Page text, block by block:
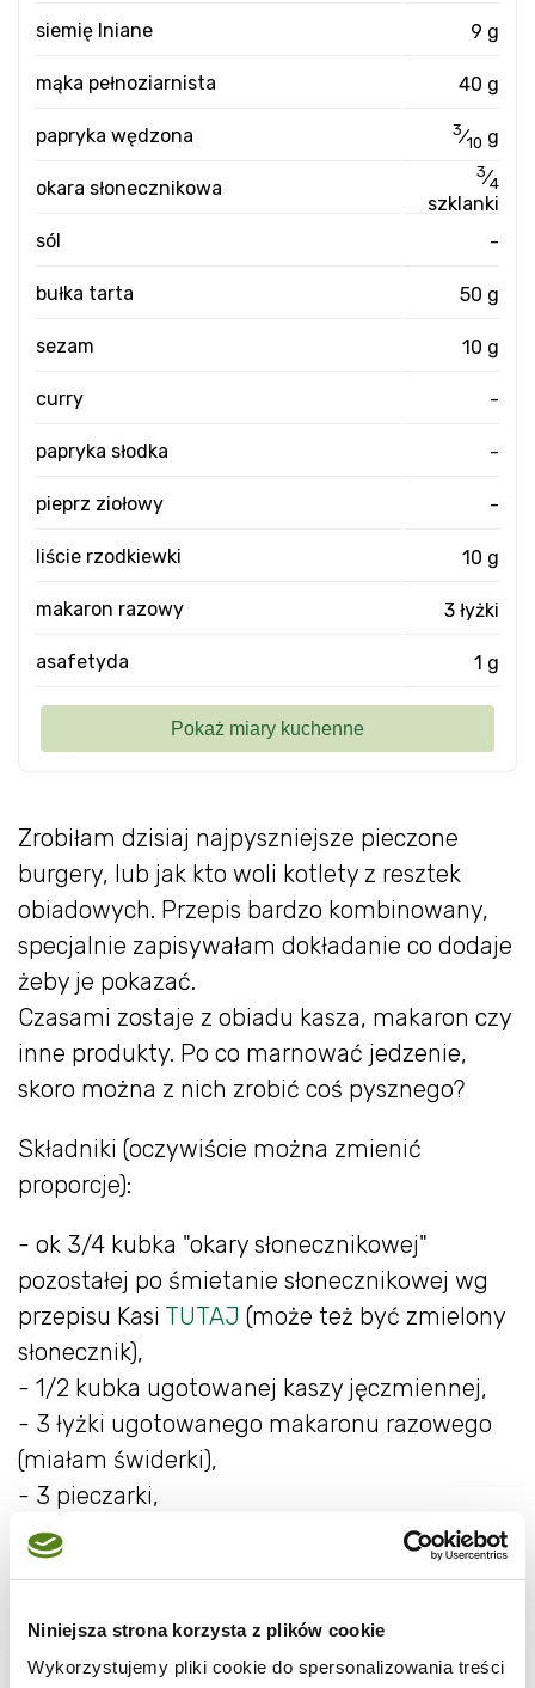
Niniejsza strona korzysta z plików cookie
Wykorzystujemy pliki cookie do spersonalizowania treści
Zrobiłam dzisiaj najpyszniejsze pieczone
burgery, lub jak kto woli kotlety z resztek
obiadowych. Przepis bardzo kombinowany,
specjalnie zapisywałam dokładanie co dodaje
żeby je pokazać.
Czasami zostaje z obiadu kasza, makaron czy
inne produkty. Po co marnować jedzenie,
skoro można z nich zrobić coś pysznego?
Składniki (oczywiście można zmienić
proporcje):
- ok 3/4 kubka "okary słonecznikowej"
pozostałej po śmietanie słonecznikowej wg
przepisu Kasi TUTAJ (może też być zmielony
słonecznik),
- 1/2 kubka ugotowanej kaszy jęczmiennej,
- 3 łyżki ugotowanego makaronu razowego
(miałam świderki),
- 3 pieczarki,
- 1/2 cukinii,
siemię lniane 9 g
mąka pełnoziarnista 40 g
papryka wędzona 3⁄10 g
okara słonecznikowa
3⁄4
szklanki
sól
-
bułka tarta 50 g
sezam 10 g
curry -
papryka słodka -
pieprz ziołowy -
liście rzodkiewki 10 g
makaron razowy 3 łyżki
asafetyda 1 g